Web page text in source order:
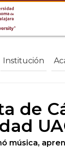
Institución
de
música,